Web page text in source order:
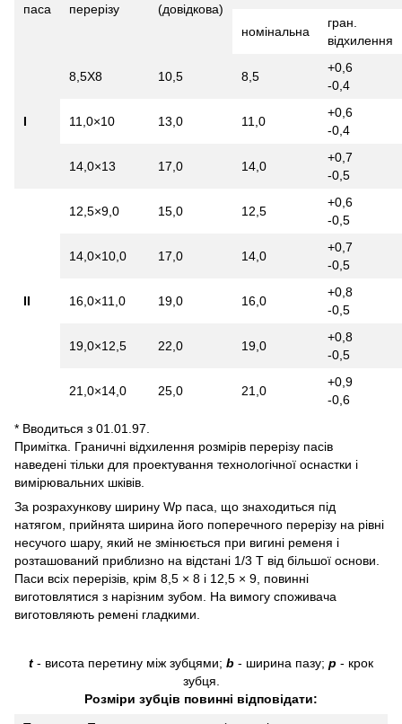
паса
перерізу
(довідкова)
номінальна
гран.
відхилення
I
8,5X8 10,5 8,5
+0,6
-0,4
11,0×10 13,0 11,0
+0,6
-0,4
14,0×13 17,0 14,0
+0,7
-0,5
II
12,5×9,0 15,0 12,5
+0,6
-0,5
14,0×10,0 17,0 14,0
+0,7
-0,5
16,0×11,0 19,0 16,0
+0,8
-0,5
19,0×12,5 22,0 19,0
+0,8
-0,5
21,0×14,0 25,0 21,0
+0,9
-0,6
* Вводиться з 01.01.97.
Примітка. Граничні відхилення розмірів перерізу пасів
наведені тільки для проектування технологічної оснастки і
вимірювальних шківів.
За розрахункову ширину Wp паса, що знаходиться під
натягом, прийнята ширина його поперечного перерізу на рівні
несучого шару, який не змінюється при вигині ременя і
розташований приблизно на відстані 1/3 Т від більшої основи.
Паси всіх перерізів, крім 8,5 × 8 і 12,5 × 9, повинні
виготовлятися з нарізним зубом. На вимогу споживача
виготовляють ремені гладкими.
t - висота перетину між зубцями; b - ширина пазу; p - крок
зубця.
Розміри зубців повинні відповідати: